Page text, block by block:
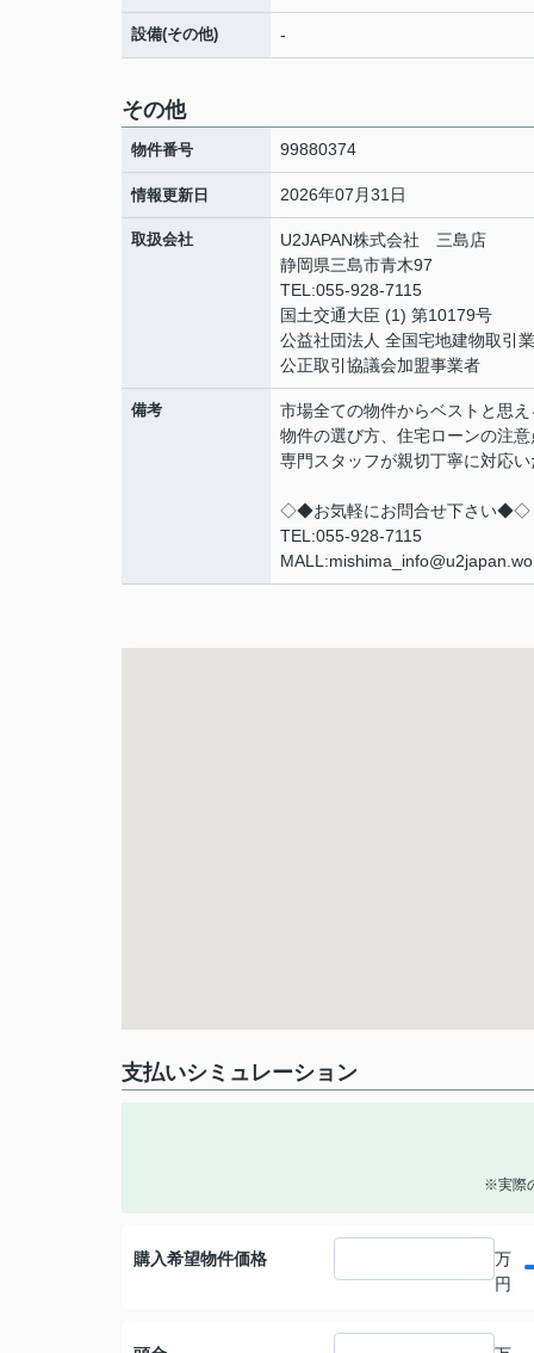
設備(その他) -
その他
物件番号 99880374
情報更新日 2026年07月31日
取扱会社
U2JAPAN株式会社 三島店
静岡県三島市青木97
TEL:055-928-7115
国土交通大臣 (1) 第10179号
公益社団法人 全国宅地建物取引
公正取引協議会加盟事業者
備考
市場全ての物件からベストと思え
物件の選び方、住宅ローンの注意
専門スタッフが親切丁寧に対応い
◇◆お気軽にお問合せ下さい◆◇
TEL:055-928-7115
支払いシミュレーション
※実際
購入希望物件価格
万
円